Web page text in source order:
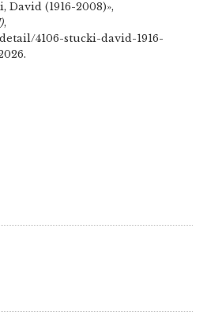
David (1916-2008)»,
,
4106-stucki-david-1916-